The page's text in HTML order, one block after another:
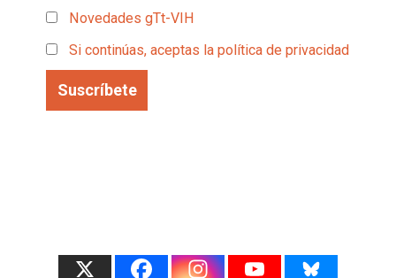
Novedades gTt-VIH
Si continúas, aceptas la política de privacidad